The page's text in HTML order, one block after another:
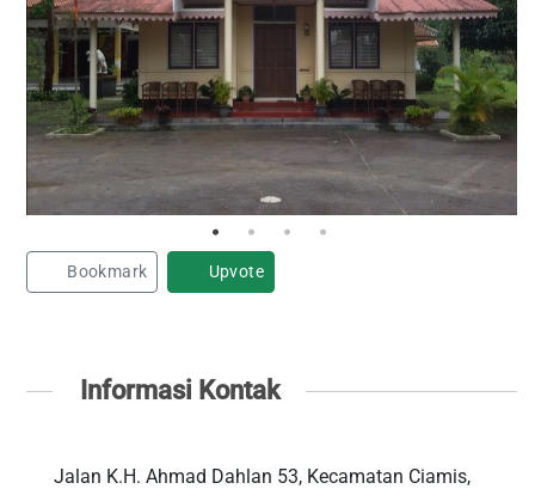
Bookmark Upvote
Informasi Kontak
Jalan K.H. Ahmad Dahlan 53, Kecamatan Ciamis,